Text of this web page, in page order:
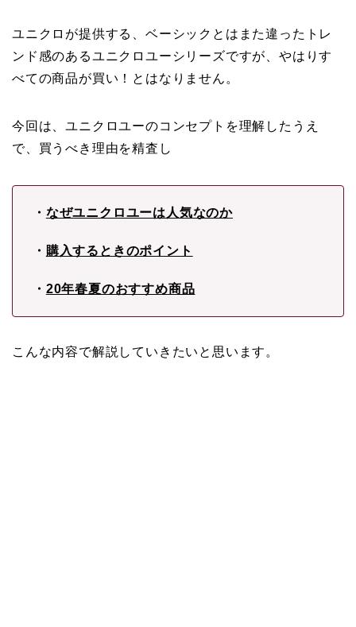
ユニクロが提供する、ベーシックとはまた違ったトレ
ンド感のあるユニクロユーシリーズですが、やはりす
べての商品が買い！とはなりません。
今回は、ユニクロユーのコンセプトを理解したうえ
で、買うべき理由を精査し
・ なぜユニクロユーは人気なのか
・ 購入するときのポイント
・ 20年春夏のおすすめ商品
こんな内容で解説していきたいと思います。